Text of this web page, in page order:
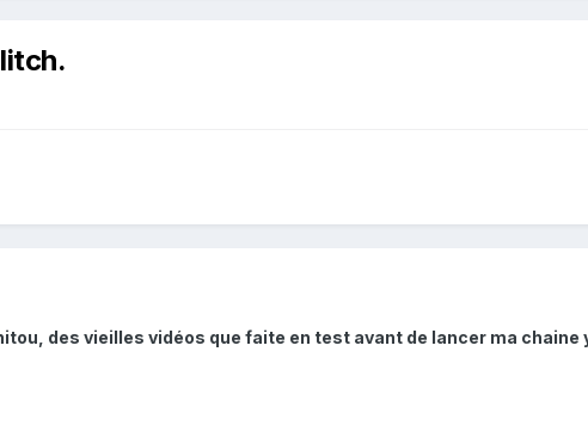
des vieilles vidéos que faite en test avant de lancer ma